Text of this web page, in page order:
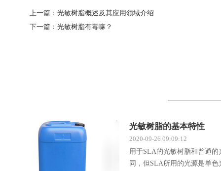
上一篇： 光敏树脂概述及其应用领域介绍
下一篇： 光敏树脂有毒嘛？
光敏树脂的基本特性
2020-09-26 09:09:12
用于SLA的光敏树脂和普通
同，但SLA所用的光源是单